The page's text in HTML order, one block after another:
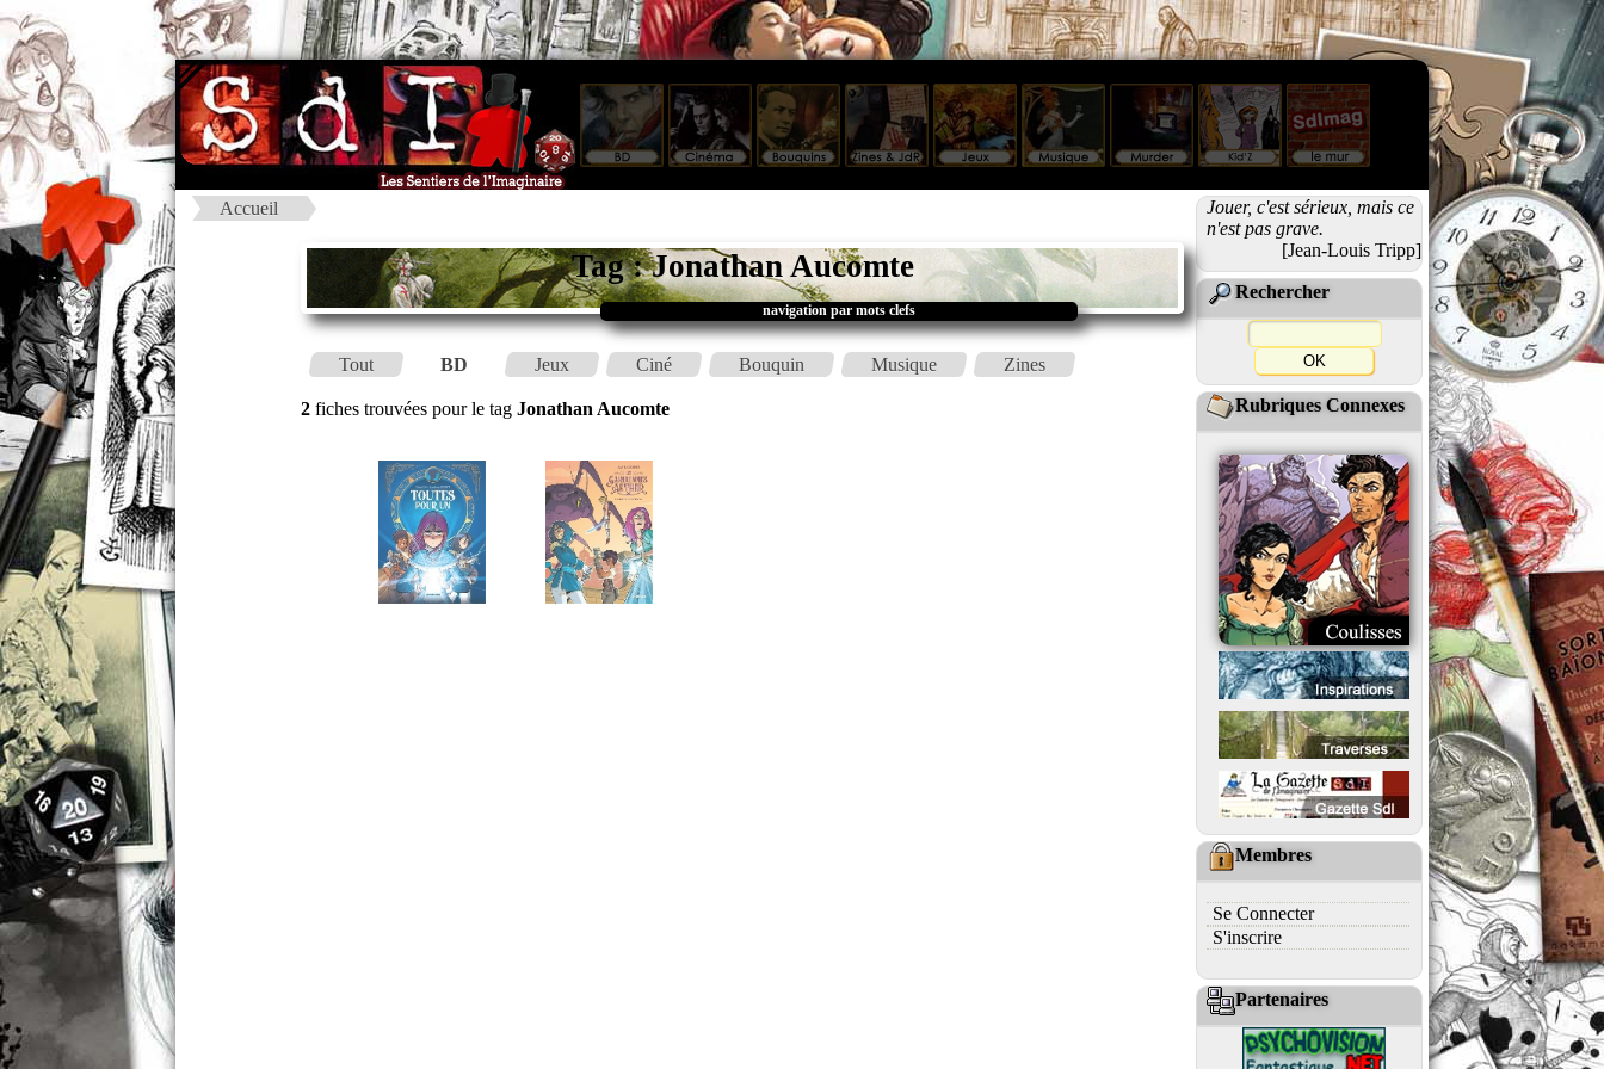
Accueil
Tag : Jonathan Aucomte
navigation par mots clefs
Tout BD Jeux Ciné Bouquin Musique Zines
2 fiches trouvées pour le tag Jonathan Aucomte
Jouer, c'est sérieux, mais ce
n'est pas grave.
[Jean-Louis Tripp]
Rechercher
Rubriques Connexes
Membres
Se Connecter
S'inscrire
Partenaires